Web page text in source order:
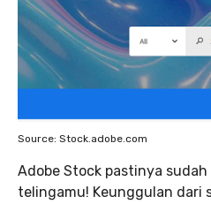
Source: Stock.adobe.com
Adobe Stock pastinya
telingamu! Keunggulan dari